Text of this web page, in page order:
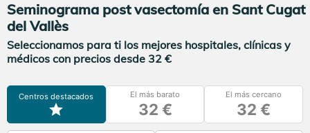
Seminograma post vasectomía en Sant Cugat
del Vallès
Seleccionamos para ti los mejores hospitales, clínicas y
médicos con precios desde 32 €
Centros destacados El más barato
32 €
El más cercano
32 €